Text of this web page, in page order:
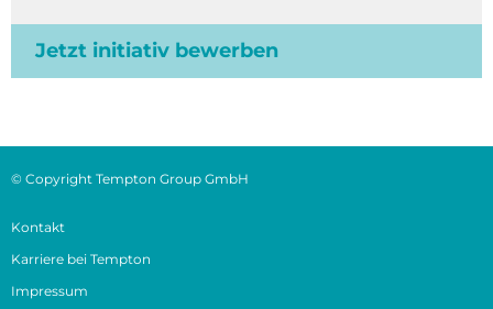
Jetzt initiativ bewerben
© Copyright Tempton Group GmbH
Kontakt
Karriere bei Tempton
Impressum